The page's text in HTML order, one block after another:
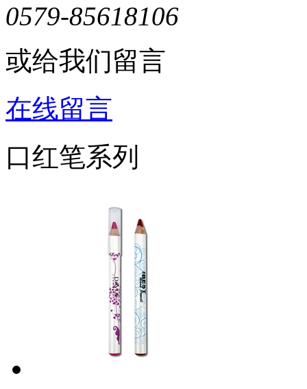
0579-85618106
或给我们留言
在线留言
口红笔系列